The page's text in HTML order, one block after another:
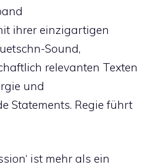
ihrer einzigartigen
Sound,
relevanten Texten
und
Statements. Regie führt
ist mehr als ein